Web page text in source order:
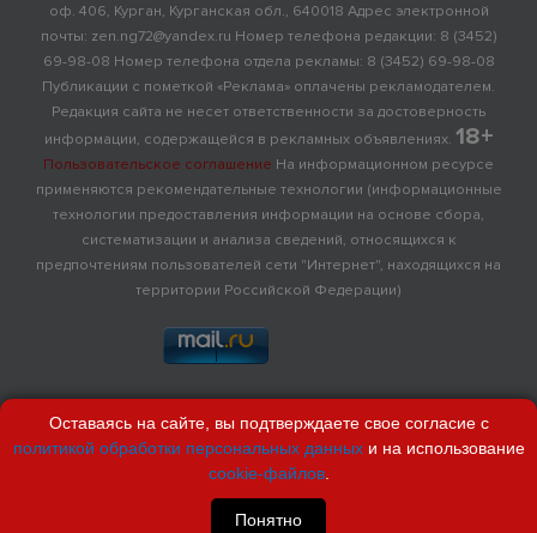
оф. 406, Курган, Курганская обл., 640018 Адрес электронной
почты: zen.ng72@yandex.ru Номер телефона редакции: 8 (3452)
69-98-08 Номер телефона отдела рекламы: 8 (3452) 69-98-08
Публикации с пометкой «Реклама» оплачены рекламодателем.
Редакция сайта не несет ответственности за достоверность
информации, содержащейся в рекламных объявлениях. 18+
Пользовательское соглашение На информационном ресурсе
применяются рекомендательные технологии (информационные
технологии предоставления информации на основе сбора,
систематизации и анализа сведений, относящихся к
предпочтениям пользователей сети "Интернет", находящихся на
территории Российской Федерации)
Оставаясь на сайте, вы подтверждаете свое согласие с
политикой обработки персональных данныхи на использование
cookie-файлов.
Понятно